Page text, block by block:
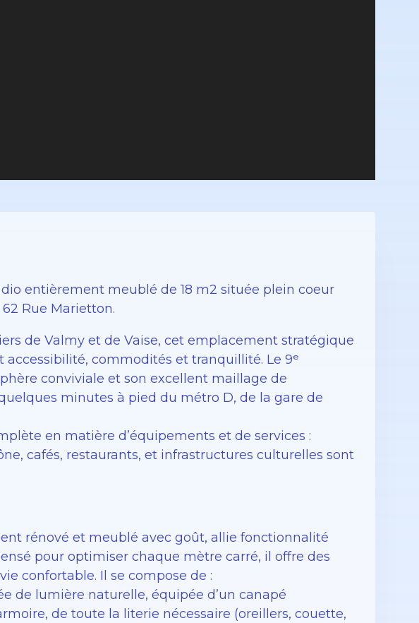
entièrement meublé de 18 m2 située plein coeur
Rue Marietton.
de Valmy et de Vaise, cet emplacement stratégique
commodités et tranquillité. Le 9ᵉ
conviviale et son excellent maillage de
minutes à pied du métro D, de la gare de
en matière d’équipements et de services :
cafés, restaurants, et infrastructures culturelles sont
rénové et meublé avec goût, allie fonctionnalité
pour optimiser chaque mètre carré, il offre des
confortable. Il se compose de :
de lumière naturelle, équipée d’un canapé
de toute la literie nécessaire (oreillers, couette,